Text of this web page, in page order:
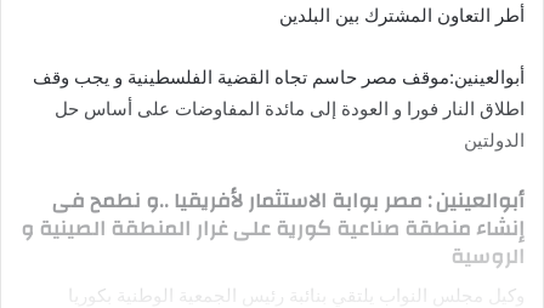
أطر التعاون المشترك بين البلدين
أبوالعينين:موقف مصر حاسم تجاه القضية الفلسطينية و يجب وقف
اطلاق النار فورا و العودة إلى مائدة المفاوضات على أساس حل
الدولتين
أبوالعينين : مصر بوابة الاستثمار لأفريقيا ..و نطمح فى
إنشاء منطقة صناعية كورية على غرار المنطقة الصينية و
الروسية
وكيل مجلس النواب يلتقي بنائبة رئيس الجمعية الوطنية بكوريا